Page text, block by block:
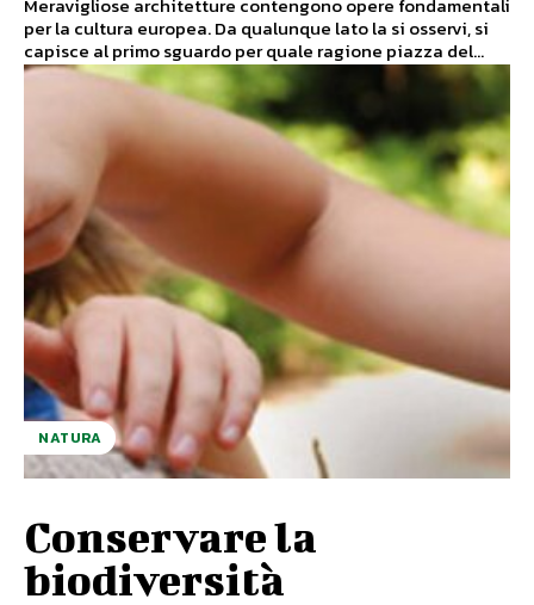
Meravigliose architetture contengono opere fondamentali
per la cultura europea. Da qualunque lato la si osservi, si
capisce al primo sguardo per quale ragione piazza del...
NATURA
Conservare la
biodiversità